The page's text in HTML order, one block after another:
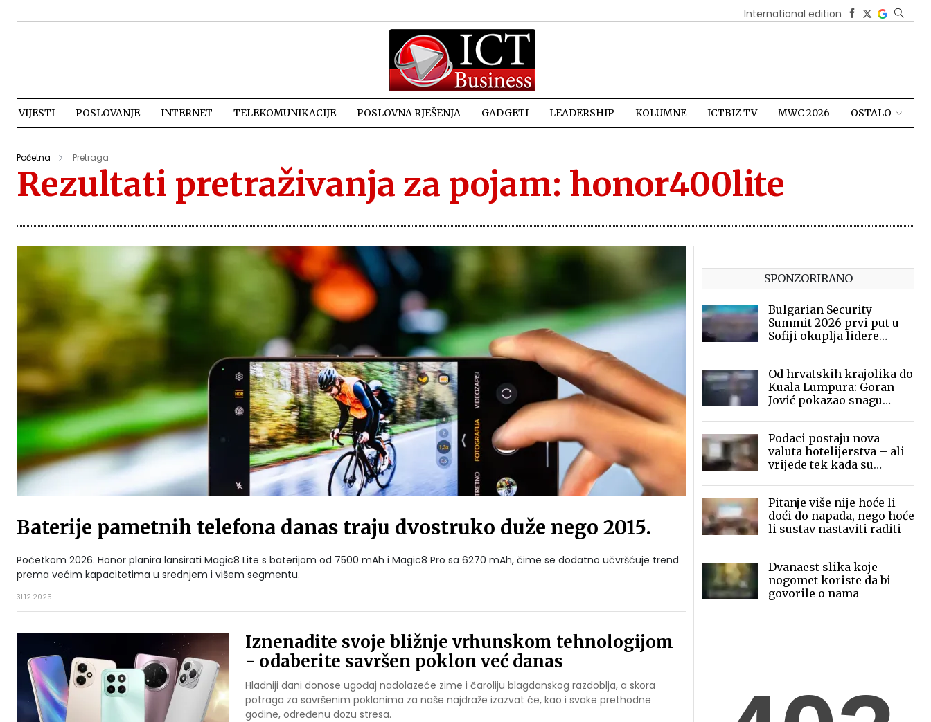
International edition
VIJESTI POSLOVANJE INTERNET TELEKOMUNIKACIJE POSLOVNA RJEŠENJA GADGETI LEADERSHIP KOLUMNE ICTBIZ TV MWC 2026 OSTALO
Početna Pretraga
Rezultati pretraživanja za pojam: honor400lite
Baterije pametnih telefona danas traju dvostruko duže nego 2015.
Početkom 2026. Honor planira lansirati Magic8 Lite s baterijom od 7500 mAh i Magic8 Pro sa 6270 mAh, čime se dodatno učvršćuje trend
prema većim kapacitetima u srednjem i višem segmentu.
31.12.2025.
Iznenadite svoje bližnje vrhunskom tehnologijom
- odaberite savršen poklon već danas
Hladniji dani donose ugođaj nadolazeće zime i čaroliju blagdanskog razdoblja, a skora
potraga za savršenim poklonima za naše najdraže izazvat će, kao i svake prethodne
godine, određenu dozu stresa.
SPONZORIRANO
Bulgarian Security
Summit 2026 prvi put u
Sofiji okuplja lidere
Od hrvatskih krajolika do
Kuala Lumpura: Goran
Jović pokazao snagu
Podaci postaju nova
valuta hotelijerstva – ali
vrijede tek kada su
Pitanje više nije hoće li
doći do napada, nego hoće
li sustav nastaviti raditi
Dvanaest slika koje
nogomet koriste da bi
govorile o nama